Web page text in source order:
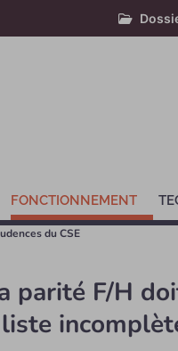
FONCTIONNEMENT
du CSE
parité F/H